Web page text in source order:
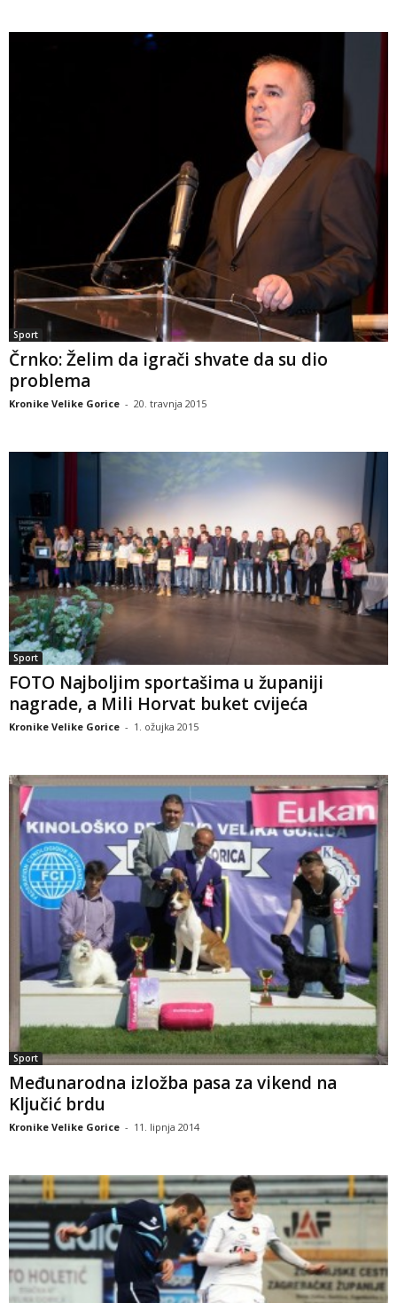
Sport
Črnko: Želim da igrači shvate da su dio
problema
Kronike Velike Gorice - 20. travnja 2015
Sport
FOTO Najboljim sportašima u županiji
nagrade, a Mili Horvat buket cvijeća
Kronike Velike Gorice - 1. ožujka 2015
Sport
Međunarodna izložba pasa za vikend na
Ključić brdu
Kronike Velike Gorice - 11. lipnja 2014